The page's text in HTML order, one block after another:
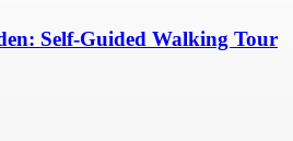
Self-Guided Walking Tour